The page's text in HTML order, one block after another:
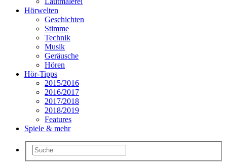
Hörwelten
Geschichten
Stimme
Technik
Musik
Geräusche
Hören
Hör-Tipps
2015/2016
2016/2017
2017/2018
2018/2019
Features
Spiele & mehr